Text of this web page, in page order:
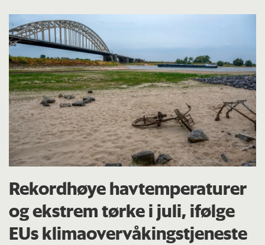
Rekordhøye havtemperaturer
og ekstrem tørke i juli, ifølge
EUs klima­overvåkings­tjeneste